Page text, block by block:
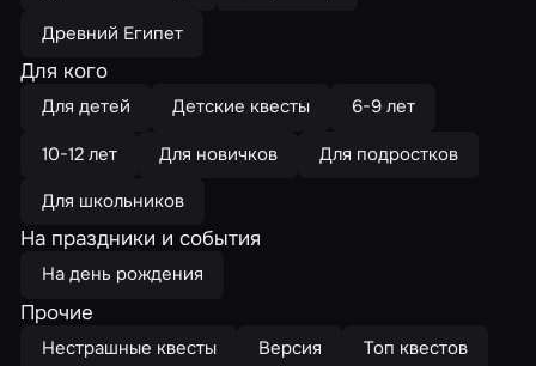
Древний Египет
Для кого
Для детей Детские квесты
6-9 лет
10-12 лет
Для новичков
Для подростков
Для школьников
На праздники и события
На день рождения
Прочие
Нестрашные квесты Версия
Топ квестов